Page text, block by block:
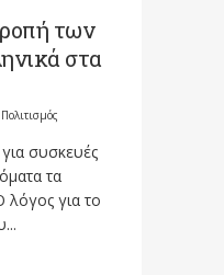
των
στα
συσκευές
τα
λόγος για το